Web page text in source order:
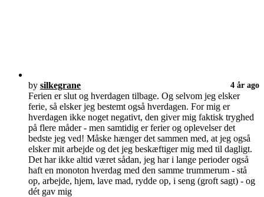
by silkegrane 4 år ago
Ferien er slut og hverdagen tilbage. Og selvom jeg elsker
ferie, så elsker jeg bestemt også hverdagen. For mig er
hverdagen ikke noget negativt, den giver mig faktisk tryghed
på flere måder - men samtidig er ferier og oplevelser det
bedste jeg ved! Måske hænger det sammen med, at jeg også
elsker mit arbejde og det jeg beskæftiger mig med til dagligt.
Det har ikke altid været sådan, jeg har i lange perioder også
haft en monoton hverdag med den samme trummerum - stå
op, arbejde, hjem, lave mad, rydde op, i seng (groft sagt) - og
dét gav mig